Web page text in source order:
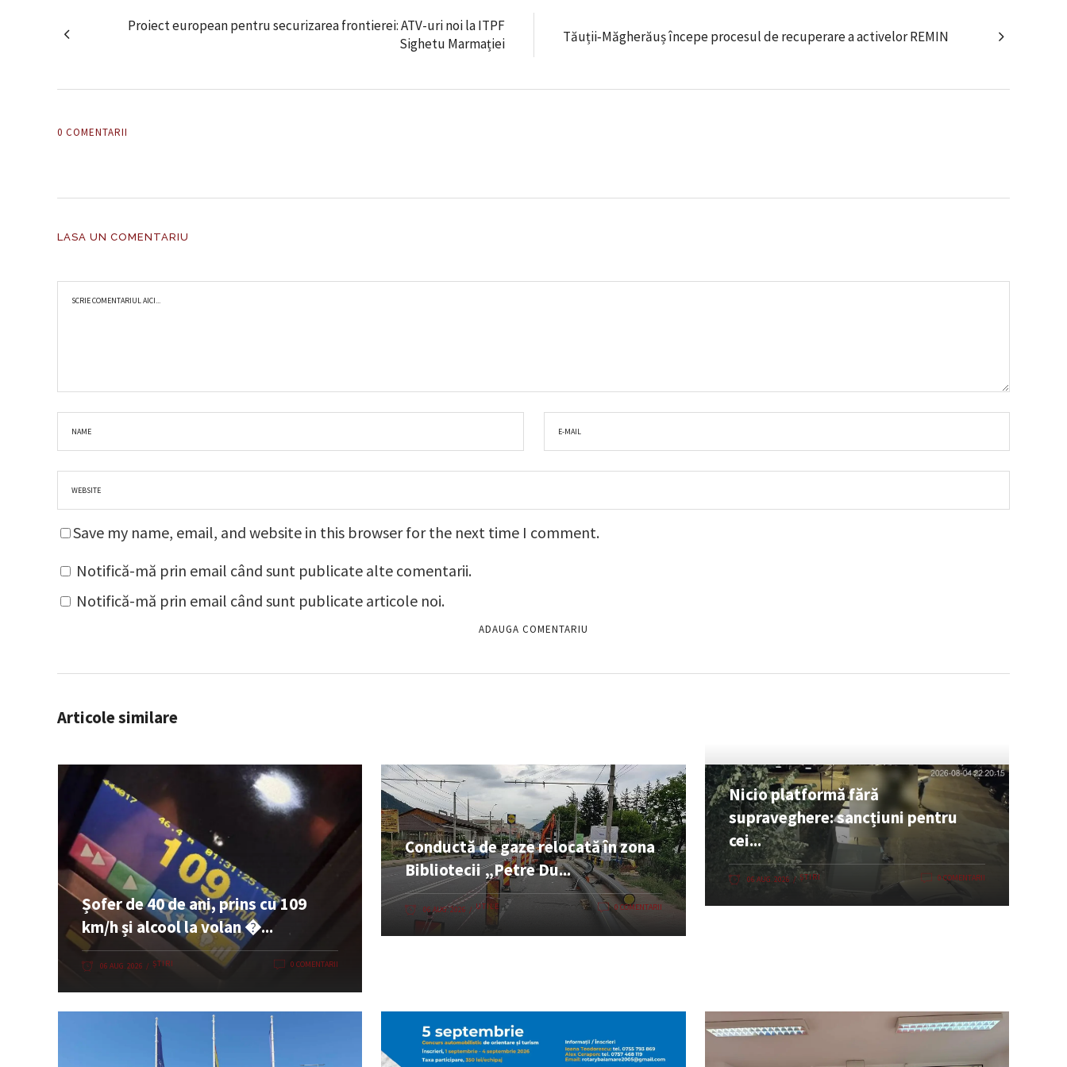
Proiect european pentru securizarea frontierei: ATV-uri noi la ITPF
Sighetu Marmației
Tăuții‑Măgherăuș începe procesul de recuperare a activelor REMIN
0 COMENTARII
LASA UN COMENTARIU
Save my name, email, and website in this browser for the next time I comment.
Notifică-mă prin email când sunt publicate alte comentarii.
Notifică-mă prin email când sunt publicate articole noi.
Articole similare
Șofer de 40 de ani, prins cu 109
km/h și alcool la volan �...
06 AUG. 2026 ȘTIRI 0 COMENTARII
Conductă de gaze relocată în zona
Bibliotecii „Petre Du...
06 AUG. 2026 UTILE 0 COMENTARII
Nicio platformă fără
supraveghere: sancțiuni pentru
cei...
06 AUG. 2026 ȘTIRI 0 COMENTARII